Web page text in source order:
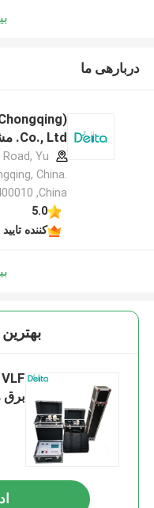
دربارهی ما
Co., Ltd. مشخصات سازنده
Yu
China.
,China
5.0
کننده
برق